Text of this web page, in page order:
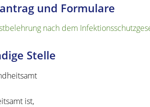
und Formulare
nach dem
Stelle
ist,